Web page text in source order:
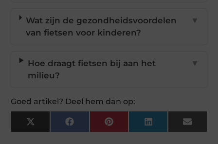
Wat zijn de gezondheidsvoordelen
van fietsen voor kinderen?
▼
Hoe draagt fietsen bij aan het
milieu?
▼
Goed artikel? Deel hem dan op:
X
(Twitter)
FacebookPinterestLinkedInEmail